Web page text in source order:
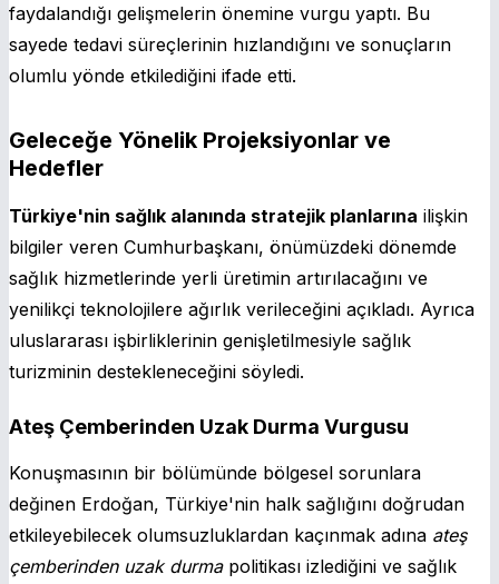
faydalandığı gelişmelerin önemine vurgu yaptı. Bu
sayede tedavi süreçlerinin hızlandığını ve sonuçların
olumlu yönde etkilediğini ifade etti.
Geleceğe Yönelik Projeksiyonlar ve
Hedefler
Türkiye'nin sağlık alanında stratejik planlarına ilişkin
bilgiler veren Cumhurbaşkanı, önümüzdeki dönemde
sağlık hizmetlerinde yerli üretimin artırılacağını ve
yenilikçi teknolojilere ağırlık verileceğini açıkladı. Ayrıca
uluslararası işbirliklerinin genişletilmesiyle sağlık
turizminin destekleneceğini söyledi.
Ateş Çemberinden Uzak Durma Vurgusu
Konuşmasının bir bölümünde bölgesel sorunlara
değinen Erdoğan, Türkiye'nin halk sağlığını doğrudan
etkileyebilecek olumsuzluklardan kaçınmak adına ateş
çemberinden uzak durmapolitikası izlediğini ve sağlık